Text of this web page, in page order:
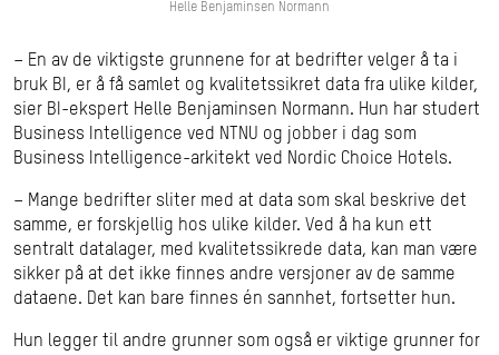
Helle Benjaminsen Normann
– En av de viktigste grunnene for at bedrifter velger å ta i
bruk BI, er å få samlet og kvalitetssikret data fra ulike kilder,
sier BI-ekspert Helle Benjaminsen Normann. Hun har studert
Business Intelligence ved NTNU og jobber i dag som
Business Intelligence-arkitekt ved Nordic Choice Hotels.
– Mange bedrifter sliter med at data som skal beskrive det
samme, er forskjellig hos ulike kilder. Ved å ha kun ett
sentralt datalager, med kvalitetssikrede data, kan man være
sikker på at det ikke finnes andre versjoner av de samme
dataene. Det kan bare finnes én sannhet, fortsetter hun.
Hun legger til andre grunner som også er viktige grunner for